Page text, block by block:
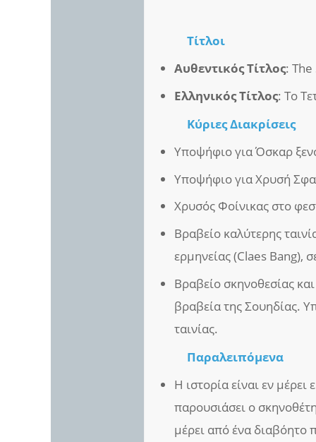
Τίτλοι
Αυθεντικός Τίτλος: The
Ελληνικός Τίτλος: Το
Κύριες Διακρίσεις
Υποψήφιο για Όσκαρ
Υποψήφιο για Χρυσή
Χρυσός Φοίνικας στο
Βραβείο καλύτερης
ερμηνείας (Claes Bang),
Βραβείο σκηνοθεσίας
βραβεία της Σουηδίας.
ταινίας.
Παραλειπόμενα
Η ιστορία είναι εν
παρουσιάσει ο
μέρει από ένα διαβόητο